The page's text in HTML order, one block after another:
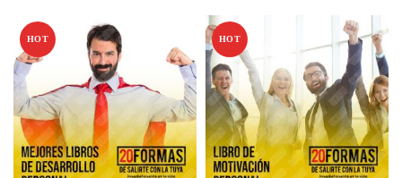
HOT HOT